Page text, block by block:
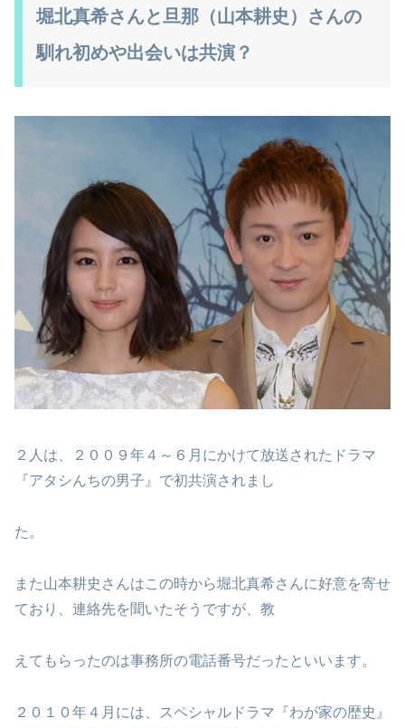
堀北真希さんと旦那（山本耕史）さんの
馴れ初めや出会いは共演？
２人は、２００９年４～６月にかけて放送されたドラマ
『アタシんちの男子』で初共演されまし
た。
また山本耕史さんはこの時から堀北真希さんに好意を寄せ
ており、連絡先を聞いたそうですが、教
えてもらったのは事務所の電話番号だったといいます。
２０１０年４月には、スペシャルドラマ『わが家の歴史』